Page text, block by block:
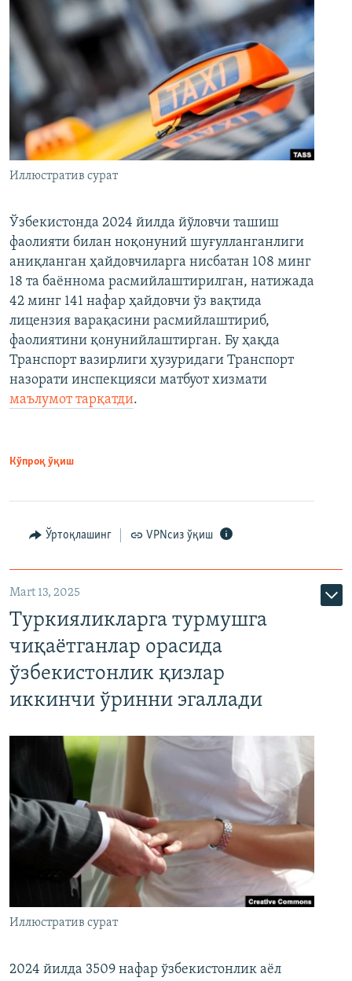
Иллюстратив сурат
Ўзбекистонда 2024 йилда йўловчи ташиш
фаолияти билан ноқонуний шуғулланганлиги
аниқланган ҳайдовчиларга нисбатан 108 минг
18 та баённома расмийлаштирилган, натижада
42 минг 141 нафар ҳайдовчи ўз вақтида
лицензия варақасини расмийлаштириб,
фаолиятини қонунийлаштирган. Бу ҳақда
Транспорт вазирлиги ҳузуридаги Транспорт
назорати инспекцияси матбуот хизмати
маълумот тарқатди.
Кўпроқ ўқиш
Ўртоқлашинг VPNсиз ўқиш
Mart 13, 2025
Туркияликларга турмушга
чиқаётганлар орасида
ўзбекистонлик қизлар
иккинчи ўринни эгаллади
Иллюстратив сурат
2024 йилда 3509 нафар ўзбекистонлик аёл